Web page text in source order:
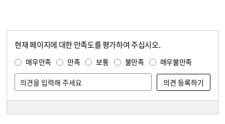
현재 페이지에 대한 만족도를 평가하여 주십시오.
매우만족 만족 보통 불만족 매우불만족